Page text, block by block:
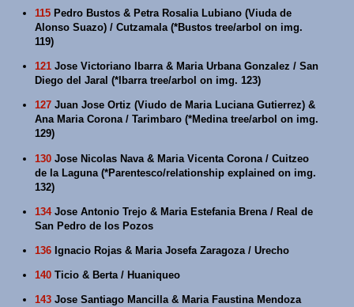
115 Pedro Bustos & Petra Rosalia Lubiano (Viuda de
Alonso Suazo) / Cutzamala (*Bustos tree/arbol on img.
119)
121 Jose Victoriano Ibarra & Maria Urbana Gonzalez / San
Diego del Jaral (*Ibarra tree/arbol on img. 123)
127 Juan Jose Ortiz (Viudo de Maria Luciana Gutierrez) &
Ana Maria Corona / Tarimbaro (*Medina tree/arbol on img.
129)
130 Jose Nicolas Nava & Maria Vicenta Corona / Cuitzeo
de la Laguna (*Parentesco/relationship explained on img.
132)
134Jose Antonio Trejo & Maria Estefania Brena / Real de
San Pedro de los Pozos
136 Ignacio Rojas & Maria Josefa Zaragoza / Urecho
140 Ticio & Berta / Huaniqueo
143 Jose Santiago Mancilla & Maria Faustina Mendoza